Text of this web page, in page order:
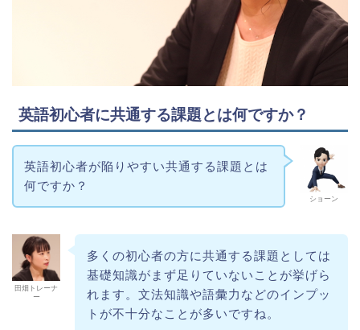
英語初心者に共通する課題とは何ですか？
ショーン
英語初心者が陥りやすい共通する課題とは
何ですか？
田畑トレーナ
ー
多くの初心者の方に共通する課題としては
基礎知識がまず足りていないことが挙げら
れます。文法知識や語彙力などのインプッ
トが不十分なことが多いですね。